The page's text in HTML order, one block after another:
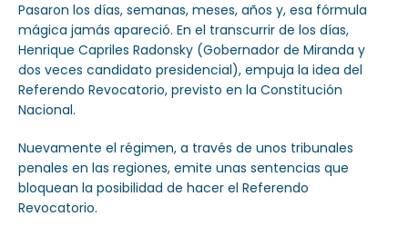
Pasaron los días, semanas, meses, años y, esa fórmula
mágica jamás apareció. En el transcurrir de los días,
Henrique Capriles Radonsky (Gobernador de Miranda y
dos veces candidato presidencial), empuja la idea del
Referendo Revocatorio, previsto en la Constitución
Nacional.
Nuevamente el régimen, a través de unos tribunales
penales en las regiones, emite unas sentencias que
bloquean la posibilidad de hacer el Referendo
Revocatorio.